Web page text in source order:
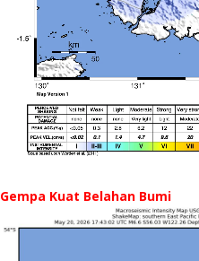
Gempa Kuat Belahan Bumi